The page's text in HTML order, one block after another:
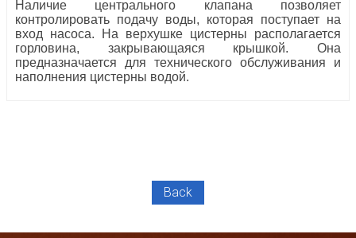
Наличие центрального клапана позволяет
контролировать подачу воды, которая поступает на
вход насоса. На верхушке цистерны располагается
горловина, закрывающаяся крышкой. Она
предназначается для технического обслуживания и
наполнения цистерны водой.
Back